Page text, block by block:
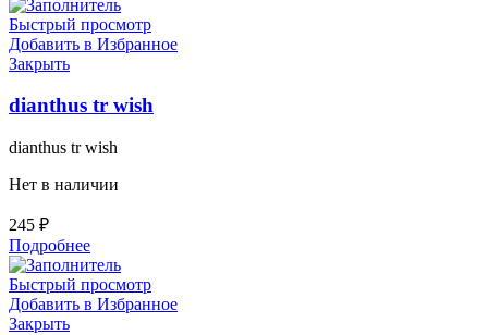
Быстрый просмотр
Добавить в Избранное
Закрыть
dianthus tr wish
dianthus tr wish
Нет в наличии
245 ₽
Подробнее
Быстрый просмотр
Добавить в Избранное
Закрыть